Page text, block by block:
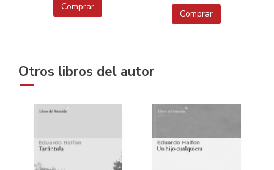
Comprar
Comprar
Otros libros del autor